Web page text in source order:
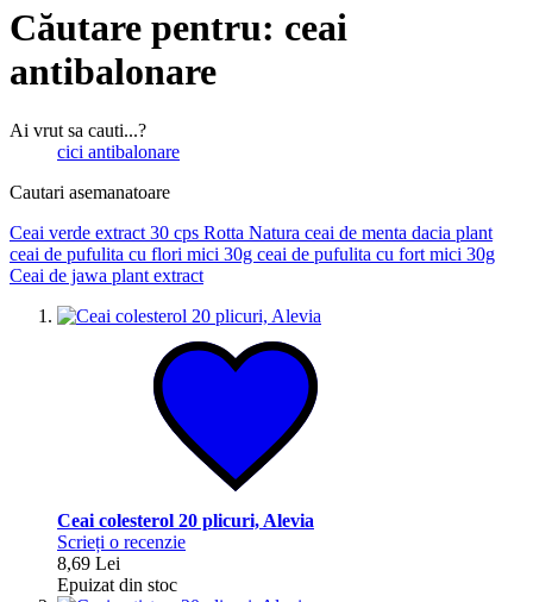
Căutare pentru: ceai
antibalonare
Ai vrut sa cauti...?
cici antibalonare
Cautari asemanatoare
Ceai verde extract 30 cps Rotta Natura ceai de menta dacia plant
ceai de pufulita cu flori mici 30g ceai de pufulita cu fort mici 30g
Ceai de jawa plant extract
Ceai colesterol 20 plicuri, Alevia
Scrieți o recenzie
8,69 Lei
Epuizat din stoc